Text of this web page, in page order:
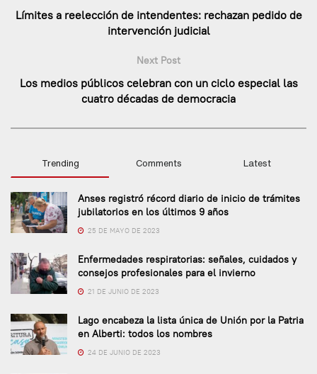
Límites a reelección de intendentes: rechazan pedido de
intervención judicial
Next Post
Los medios públicos celebran con un ciclo especial las
cuatro décadas de democracia
Trending Comments Latest
Anses registró récord diario de inicio de trámites
jubilatorios en los últimos 9 años
25 DE MAYO DE 2023
Enfermedades respiratorias: señales, cuidados y
consejos profesionales para el invierno
21 DE JUNIO DE 2023
Lago encabeza la lista única de Unión por la Patria
en Alberti: todos los nombres
24 DE JUNIO DE 2023